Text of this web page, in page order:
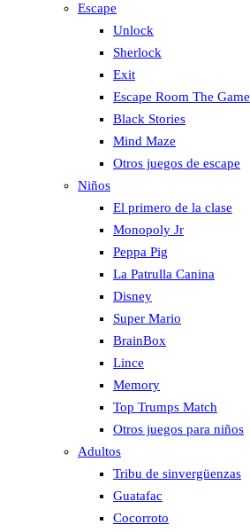
Escape
Unlock
Sherlock
Exit
Escape Room The Game
Black Stories
Mind Maze
Otros juegos de escape
Niños
El primero de la clase
Monopoly Jr
Peppa Pig
La Patrulla Canina
Disney
Super Mario
BrainBox
Lince
Memory
Top Trumps Match
Otros juegos para niños
Adultos
Tribu de sinvergüenzas
Guatafac
Cocorroto